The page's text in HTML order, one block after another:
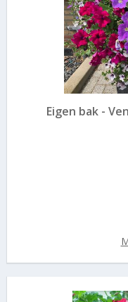
Eigen bak -